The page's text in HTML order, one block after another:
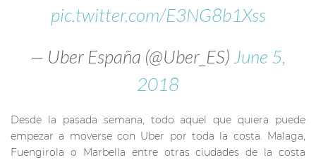
pic.twitter.com/E3NG8b1Xss
— Uber España (@Uber_ES) June 5,
2018
Desde la pasada semana, todo aquel que quiera puede
empezar a moverse con Uber por toda la costa. Malaga,
Fuengirola o Marbella entre otras ciudades de la costa